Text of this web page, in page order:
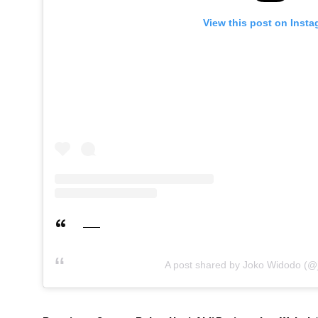
View this post on
A post shared by Joko Widodo